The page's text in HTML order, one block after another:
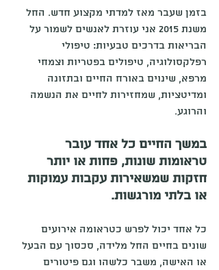
בזמן שעבר מאז למדתי מקצוע חדש. החל
משנת 2015 אני עוזרת לאנשים לשמור על
הבריאות בדרכים טבעיות: טיפולי
רפלקסולוגיה, טיפולים בפטריות וצמחי
מרפא, שינוים באורח החיים ובתזונה
ומדיטציות, שמחזירות לחיים את הנשמה
והרוגע.
במשך החיים כל אחד עובר
טראומות שונות, פחות או יותר
חזקות שמשאירות עקבות עמוקות
או בלתי מורגשות.
כל אחד יכול לפרש כטראומה אירועים
שונים בחיים החל מלידה, סכסוך עם הבעל
או האישה, משבר כלשהו וגם פיטורים